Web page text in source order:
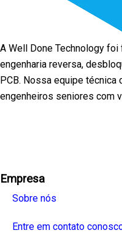
A Well Done Technology
engenharia reversa,
PCB. Nossa equipe
engenheiros seniores com
Empresa
Sobre nós
Entre em contato